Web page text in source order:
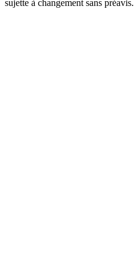
sujette à changement sans préavis.